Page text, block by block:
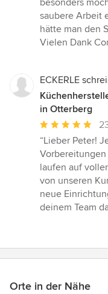
besonders
saubere Arbeit
hätte man den
Vielen Dank
ECKERLE
in Otterberg
Bewertung:
5
von
5
Sternen
“Lieber Peter!
laufen auf
von unseren
neue
deinem Team
Orte in der Nähe